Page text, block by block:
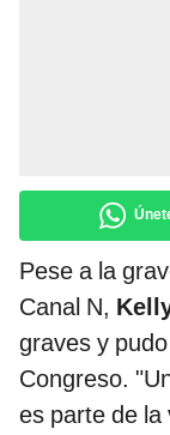
Pese a la
Canal N,
graves y
Congreso.
es parte de la